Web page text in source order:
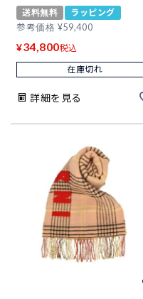
送料無料
ラッピング
参考価格 ¥59,400
¥34,800税込
在庫切れ
詳細を見る